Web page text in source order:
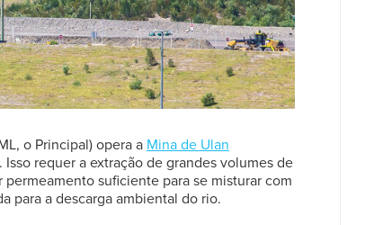
o Principal) opera a Mina de Ulan
requer a extração de grandes volumes de
suficiente para se misturar com
para a descarga ambiental do rio.